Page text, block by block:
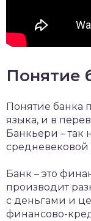
Понятие
Понятие банка
языка, и в
Банкьери – так
средневековой
Банк – это
производит
с деньгами и
финансово-